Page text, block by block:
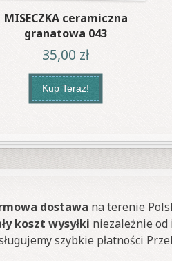
MISECZKA ceramiczna
granatowa 043
35,00 zł
Kup Teraz!
dostawa na terenie
koszt wysyłki niezależnie od
szybkie płatności